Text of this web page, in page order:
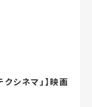
シネマ」】映画